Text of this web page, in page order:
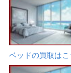
ベッドの買取はこ